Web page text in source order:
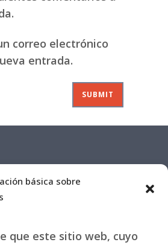
básica sobre
que este sitio web, cuyo
correo electrónico
entrada.